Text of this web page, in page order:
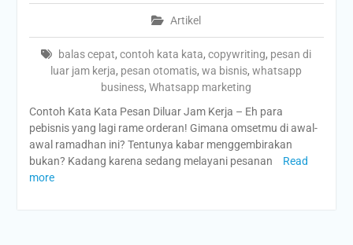
Artikel
balas cepat,contoh kata kata,copywriting, pesan di
luar jam kerja, pesan otomatis,wa bisnis,whatsapp
business,Whatsapp marketing
Contoh Kata Kata Pesan Diluar Jam Kerja – Eh para
pebisnis yang lagi rame orderan! Gimana omsetmu di awal-
awal ramadhan ini? Tentunya kabar menggembirakan
bukan? Kadang karena sedang melayani pesanan
Read
more